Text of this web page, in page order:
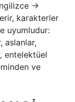
→
karakterler
uyumludur:
aslanlar,
entelektüel
ve